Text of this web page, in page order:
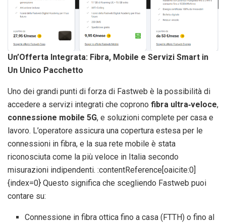
Un’Offerta Integrata: Fibra, Mobile e Servizi Smart in
Un Unico Pacchetto
Uno dei grandi punti di forza di Fastweb è la possibilità di
accedere a servizi integrati che coprono fibra ultra‑veloce,
connessione mobile 5G, e soluzioni complete per casa e
lavoro. L’operatore assicura una copertura estesa per le
connessioni in fibra, e la sua rete mobile è stata
riconosciuta come la più veloce in Italia secondo
misurazioni indipendenti. :contentReference[oaicite:0]
{index=0} Questo significa che scegliendo Fastweb puoi
contare su:
Connessione in fibra ottica fino a casa (FTTH) o fino al